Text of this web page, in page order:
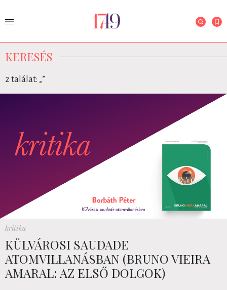
KERESÉS
2 találat: „”
kritika
KÜLVÁROSI SAUDADE
ATOMVILLANÁSBAN (BRUNO VIEIRA
AMARAL: AZ ELSŐ DOLGOK)